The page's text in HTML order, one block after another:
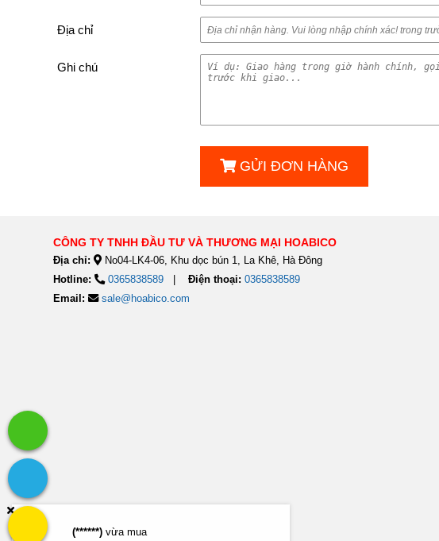
Địa chỉ
Ghi chú
GỬI ĐƠN HÀNG
CÔNG TY TNHH ĐẦU TƯ VÀ THƯƠNG MẠI HOABICO
Địa chỉ:
No04-LK4-06, Khu dọc bún 1, La Khê, Hà Đông
Hotline:
0365838589 Điện thoại: 0365838589
Email:
sale@hoabico.com
(******) vừa mua